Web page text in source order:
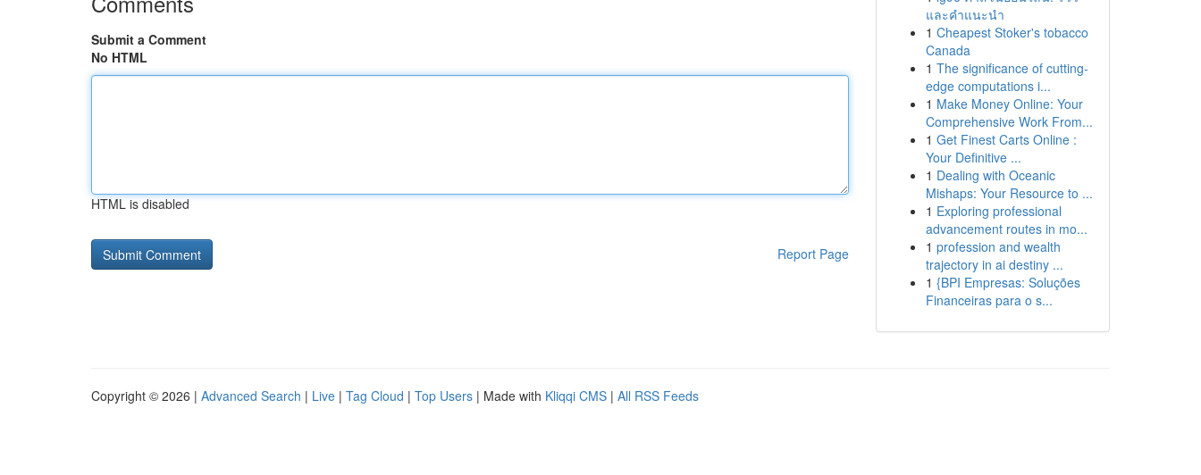
Submit a Comment
No HTML
HTML is disabled
Report Page
และคำแนะนำ
1 Cheapest Stoker's tobacco
Canada
1 The significance of cutting-
edge computations i...
1 Make Money Online: Your
Comprehensive Work From...
1 Get Finest Carts Online :
Your Definitive ...
1 Dealing with Oceanic
Mishaps: Your Resource to ...
1 Exploring professional
advancement routes in mo...
1 profession and wealth
trajectory in ai destiny ...
1 {BPI Empresas: Soluções
Financeiras para o s...
Copyright © 2026 | Advanced Search | Live | Tag Cloud | Top Users | Made with Kliqqi CMS | All RSS Feeds